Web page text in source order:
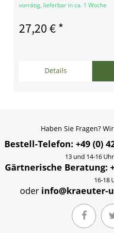
vorrätig, lieferbar in ca. 1 Woche
27,20 € *
Details
Haben Sie Fragen?
Bestell-Telefon: +49 (0)
13 und 14-16
Gärtnerische Beratung:
16-18
oder info@kraeuter-